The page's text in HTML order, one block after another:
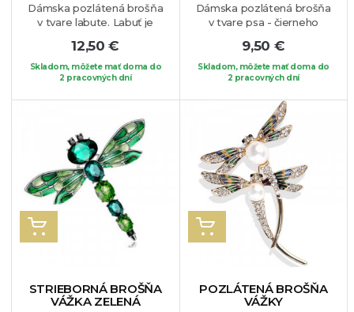
Dámska pozlátená brošňa
v tvare labute. Labuť je
lásky. Naozaj veľmi krásny
kúsok, ktorý môžete nosiť
kdekoľvek. Šperk je
obľúbený kúsok oblečenia.
12,50 €
Skladom, môžete mať doma do
2 pracovných dní
Dámska pozlátená brošňa
v tvare psa - čierneho
ktorý je vhodný na vaše
obľúbené sako, sveter, či
blúzku a v neposlednom
hlavne milovníci psov.
9,50 €
Skladom, môžete mať doma do
2 pracovných dní
VLOŽIŤ DO KOŠÍKA
STRIEBORNÁ BROŠŇA
VÁŽKA ZELENÁ
VLOŽIŤ DO KOŠÍKA
POZLÁTENÁ BROŠŇA
VÁŽKY